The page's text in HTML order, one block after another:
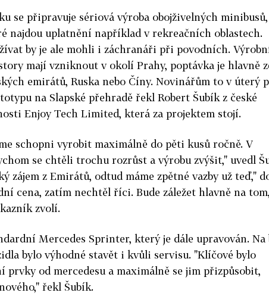
se připravuje sériová výroba obojživelných minibusů,
najdou uplatnění například v rekreačních oblastech.
by je ale mohli i záchranáři při povodních.
mají vzniknout v okolí Prahy, poptávka je hlavně
emirátů, Ruska nebo Číny. Novinářům to v úterý
na Slapské přehradě řekl Robert Šubík z české
Enjoy Tech Limited, která za projektem stojí.
schopni vyrobit maximálně do pěti kusů ročně. V
se chtěli trochu rozrůst a výrobu zvýšit," uvedl
zájem z Emirátů, odtud máme zpětné vazby už teď,"
cena, zatím nechtěl říci. Bude záležet hlavně na tom,
zvolí.
Mercedes Sprinter, který je dále upravován. Na
bylo výhodné stavět i kvůli servisu. "Klíčové bylo
prvky od mercedesu a maximálně se jim přizpůsobit,
řekl Šubík.